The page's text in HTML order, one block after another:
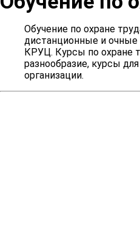
Пробоотборщик
Слесарь
аварийно-
восстановительных
работ
chevron_right
Обучение по охране
дистанционные и
КРУЦ. Курсы по охране
разнообразие, курсы
организации.